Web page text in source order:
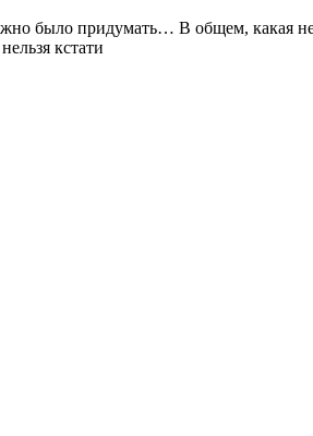
было придумать… В общем, какая
кстати